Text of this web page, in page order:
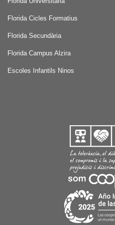
Florida Cicles Formatius
Florida Secundària
Florida Campus Alzira
Escoles Infantils Ninos